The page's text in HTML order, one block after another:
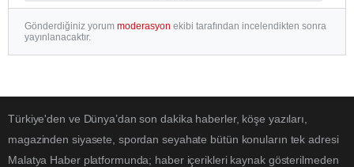
Gönderdiğiniz yorum moderasyon ekibi tarafından incelendikten sonra
yayınlanacaktır.
Türkiye'den ve Dünya’dan son dakika haberler, köşe yazıları,
magazinden siyasete, spordan seyahate bütün konuların tek adresi
Malatya Haber platformunda; haber içerikleri kaynak gösterilmeden